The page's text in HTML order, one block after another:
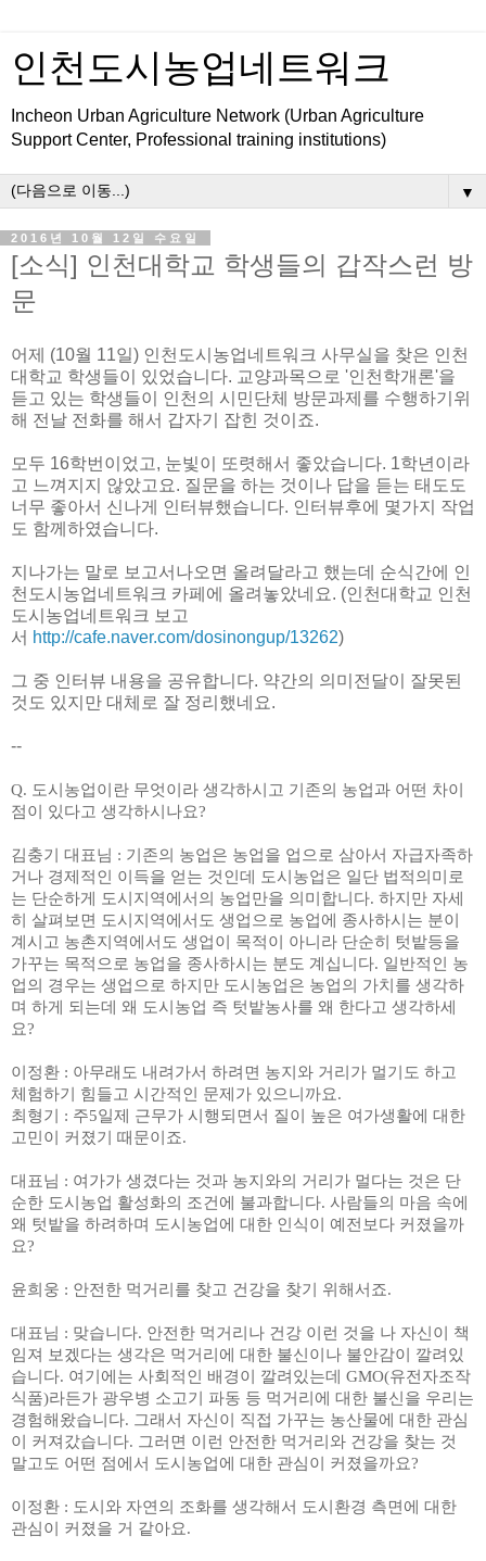
인천도시농업네트워크
Incheon Urban Agriculture Network (Urban Agriculture
Support Center, Professional training institutions)
▼
2016년 10월 12일 수요일
[소식] 인천대학교 학생들의 갑작스런 방
문
어제 (10월 11일) 인천도시농업네트워크 사무실을 찾은 인천
대학교 학생들이 있었습니다. 교양과목으로 '인천학개론'을
듣고 있는 학생들이 인천의 시민단체 방문과제를 수행하기위
해 전날 전화를 해서 갑자기 잡힌 것이죠.
모두 16학번이었고, 눈빛이 또렷해서 좋았습니다. 1학년이라
고 느껴지지 않았고요. 질문을 하는 것이나 답을 듣는 태도도
너무 좋아서 신나게 인터뷰했습니다. 인터뷰후에 몇가지 작업
도 함께하였습니다.
지나가는 말로 보고서나오면 올려달라고 했는데 순식간에 인
천도시농업네트워크 카페에 올려놓았네요. (인천대학교 인천
도시농업네트워크 보고
서 http://cafe.naver.com/dosinongup/13262)
그 중 인터뷰 내용을 공유합니다. 약간의 의미전달이 잘못된
것도 있지만 대체로 잘 정리했네요.
--
Q. 도시농업이란 무엇이라 생각하시고 기존의 농업과 어떤 차이
점이 있다고 생각하시나요?
김충기 대표님 : 기존의 농업은 농업을 업으로 삼아서 자급자족하
거나 경제적인 이득을 얻는 것인데 도시농업은 일단 법적의미로
는 단순하게 도시지역에서의 농업만을 의미합니다. 하지만 자세
히 살펴보면 도시지역에서도 생업으로 농업에 종사하시는 분이
계시고 농촌지역에서도 생업이 목적이 아니라 단순히 텃밭등을
가꾸는 목적으로 농업을 종사하시는 분도 계십니다. 일반적인 농
업의 경우는 생업으로 하지만 도시농업은 농업의 가치를 생각하
며 하게 되는데 왜 도시농업 즉 텃밭농사를 왜 한다고 생각하세
요?
이정환 : 아무래도 내려가서 하려면 농지와 거리가 멀기도 하고
체험하기 힘들고 시간적인 문제가 있으니까요.
최형기 : 주5일제 근무가 시행되면서 질이 높은 여가생활에 대한
고민이 커졌기 때문이죠.
대표님 : 여가가 생겼다는 것과 농지와의 거리가 멀다는 것은 단
순한 도시농업 활성화의 조건에 불과합니다. 사람들의 마음 속에
왜 텃밭을 하려하며 도시농업에 대한 인식이 예전보다 커졌을까
요?
윤희웅 : 안전한 먹거리를 찾고 건강을 찾기 위해서죠.
대표님 : 맞습니다. 안전한 먹거리나 건강 이런 것을 나 자신이 책
임져 보겠다는 생각은 먹거리에 대한 불신이나 불안감이 깔려있
습니다. 여기에는 사회적인 배경이 깔려있는데 GMO(유전자조작
식품)라든가 광우병 소고기 파동 등 먹거리에 대한 불신을 우리는
경험해왔습니다. 그래서 자신이 직접 가꾸는 농산물에 대한 관심
이 커져갔습니다. 그러면 이런 안전한 먹거리와 건강을 찾는 것
말고도 어떤 점에서 도시농업에 대한 관심이 커졌을까요?
이정환 : 도시와 자연의 조화를 생각해서 도시환경 측면에 대한
관심이 커졌을 거 같아요.